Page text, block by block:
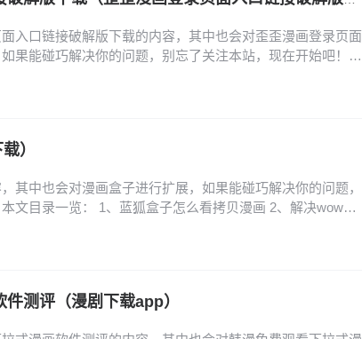
入口链接破解版下载的内容，其中也会对歪歪漫画登录页面
果能碰巧解决你的问题，别忘了关注本站，现在开始吧！本
4、歪歪漫画的登录页面入口在哪里? 5、歪歪漫画登入入
）
其中也会对漫画盒子进行扩展，如果能碰巧解决你的问题，
文目录一览： 1、蓝狐盒子怎么看拷贝漫画 2、解决wow盒
在页面中找到并按顺序点击个人、应用管理、安装应用、拷
测评（漫剧下载app）